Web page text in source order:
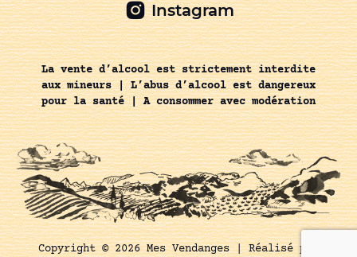
Instagram
La vente d’alcool est strictement interdite
aux mineurs | L’abus d’alcool est dangereux
pour la santé | A consommer avec modération
Copyright © 2026 Mes Vendanges |Réalisé par